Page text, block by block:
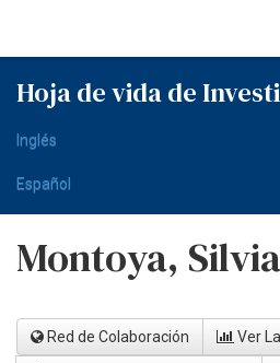
Hoja de vida de
Inglés
Español
Montoya, Silvia
Red de Colaboración Ver